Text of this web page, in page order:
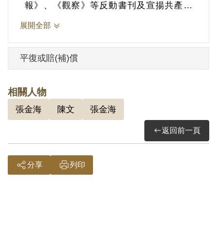
報》、《觀察》等反動書刊及宣揚共產政
治、攻擊政府腐敗等匪黨教育，明知張金
1952年12月18日被羈押。1954年經臺灣省
第9條「明知為匪諜而不告密檢舉」判處有
期徒刑1年3月。1954年3月22日保釋。
其於2000年12月向補償基金會提出申請，
2002年7月經第2屆第24次臨時董事會審核
通過予以補償。補償理由為原判決認其明
展開全部
平復或賠(補)償
相關人物
張金海 陳文 張金海
返回前一頁
分享 列印